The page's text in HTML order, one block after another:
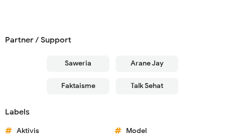
Partner / Support
Saweria Arane Jay
Faktaisme Talk Sehat
Labels
Aktivis
Model